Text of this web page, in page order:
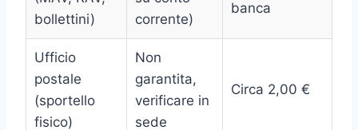
bollettini)
corrente)
banca
Ufficio
postale
(sportello
fisico)
Non
garantita,
verificare in
sede
Circa 2,00 €